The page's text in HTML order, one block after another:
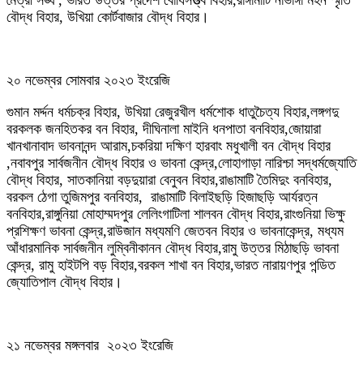
বৌদ্ধ বিহার, উখিয়া কোর্টবাজার বৌদ্ধ বিহার।
২০ নভেম্বর সোমবার ২০২৩ ইংরেজি
গুমান মর্দ্দন ধর্মচক্র বিহার, উখিয়া রেজুরখীল ধর্মশোক ধাতুচৈত্য বিহার,লঙ্গগদু
বরকলক জনহিতকর বন বিহার, দীঘিনালা মাইনি ধনপাতা বনবিহার,জোয়ারা
খানখানাবাদ ভাবনানন্দ আরাম,চকরিয়া দক্ষিণ হারবাং মধুখালী বন বৌদ্ধ বিহার
,নবাবপুর সার্বজনীন বৌদ্ধ বিহার ও ভাবনা কেন্দ্র,লোহাগাড়া নারিশ্চা সদ্ধর্মজ্যোতি
বৌদ্ধ বিহার, সাতকানিয়া বড়দুয়ারা বেনুবন বিহার,রাঙামাটি তৈমিদুং বনবিহার,
বরকল ঠেগা তুজিমপুর বনবিহার, রাঙামাটি বিলাইছড়ি হিজাছড়ি আর্যরত্ন
বনবিহার,রাঙ্গুনিয়া মোহাম্মদপুর লেলিংগাটিলা শালবন বৌদ্ধ বিহার,রাংগুনিয়া ভিক্ষু
প্রশিক্ষণ ভাবনা কেন্দ্র,রাউজান মধ্যমণি জেতবন বিহার ও ভাবনাকেন্দ্র, মধ্যম
আঁধারমানিক সার্বজনীন লুম্বিনীকানন বৌদ্ধ বিহার,রামু উত্তর মিঠাছড়ি ভাবনা
কেন্দ্র, রামু হাইটপি বড় বিহার,বরকল শাখা বন বিহার,ভারত নারায়ণপুর পন্ডিত
জ্যোতিপাল বৌদ্ধ বিহার।
২১ নভেম্বর মঙ্গলবার ২০২৩ ইংরেজি